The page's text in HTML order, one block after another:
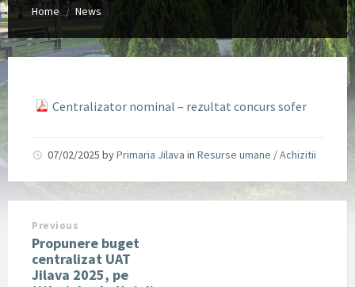
Home / News
Centralizator nominal – rezultat concurs sofer
07/02/2025 byPrimaria Jilava in Resurse umane / Achizitii
Previous
Propunere buget
centralizat UAT
Jilava 2025, pe